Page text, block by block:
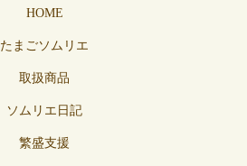
HOME
たまごソムリエ
取扱商品
ソムリエ日記
繁盛支援